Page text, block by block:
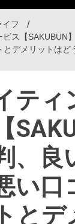
フ
ス【SAKUBUN
デメリットはど
ティ
、良
い口
とデ